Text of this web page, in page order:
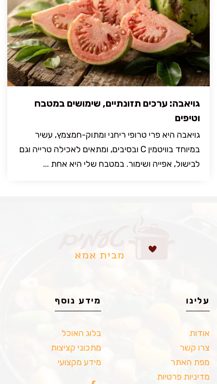
גויאבה: ערכים תזונתיים, שימושים במטבח
וטיפים
גויאבה היא פרי טרופי ריחני ומתוק-חמצמץ, עשיר
במיוחד בוויטמין C ובסיבים, ומתאים לאכילה טרייה וגם
לבישול, אפייה ושימור. במטבח שלי היא אחת ...
עלינו
אודות
צרו קשר
מפת האתר
מדיניות פרטיות
מידע נוסף
בלוג האוכל
מתכוני קציצות
מידע מקצועי